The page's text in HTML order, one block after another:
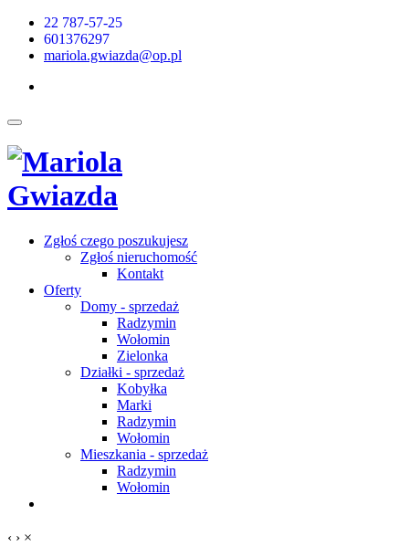
22 787-57-25
601376297
mariola.gwiazda@op.pl
Zgłoś czego poszukujesz
Zgłoś nieruchomość
Kontakt
Oferty
Domy - sprzedaż
Radzymin
Wołomin
Zielonka
Działki - sprzedaż
Kobyłka
Marki
Radzymin
Wołomin
Mieszkania - sprzedaż
Radzymin
Wołomin
‹ › ×